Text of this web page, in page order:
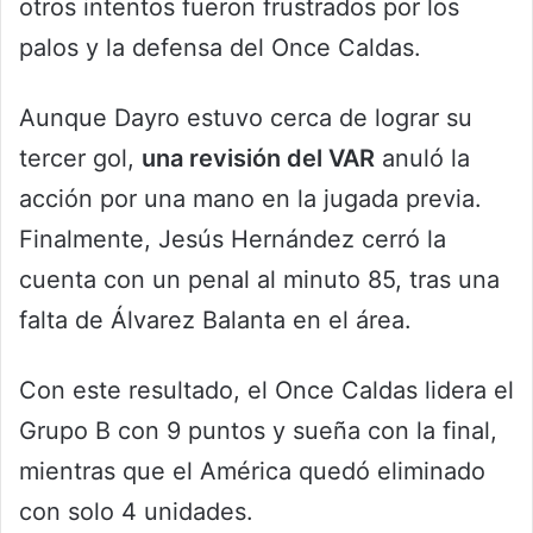
otros intentos fueron frustrados por los
palos y la defensa del Once Caldas.
Aunque Dayro estuvo cerca de lograr su
tercer gol, una revisión del VAR anuló la
acción por una mano en la jugada previa.
Finalmente, Jesús Hernández cerró la
cuenta con un penal al minuto 85, tras una
falta de Álvarez Balanta en el área.
Con este resultado, el Once Caldas lidera el
Grupo B con 9 puntos y sueña con la final,
mientras que el América quedó eliminado
con solo 4 unidades.